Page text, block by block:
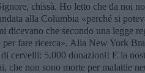
chissà. Ho letto che da noi
alla Columbia «perché si
dicevano che secondo una legge
per fare ricerca». Alla New York
cervelli: 5.000 donazioni! E la
che non sono morte per malattie